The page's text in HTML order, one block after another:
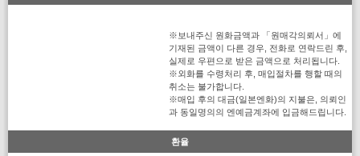
※보내주신 원화금액과 「원매각의뢰서」에
기재된 금액이 다른 경우, 전화로 연락드린 후,
실제로 우편으로 받은 금액으로 처리됩니다.
※외화를 수령처리 후, 매입절차를 행할 때의
취소는 불가합니다.
※매입 후의 대금(일본엔화)의 지불은, 의뢰인
과 동일명의의 엔예금계좌에 입금해드립니다.
환율